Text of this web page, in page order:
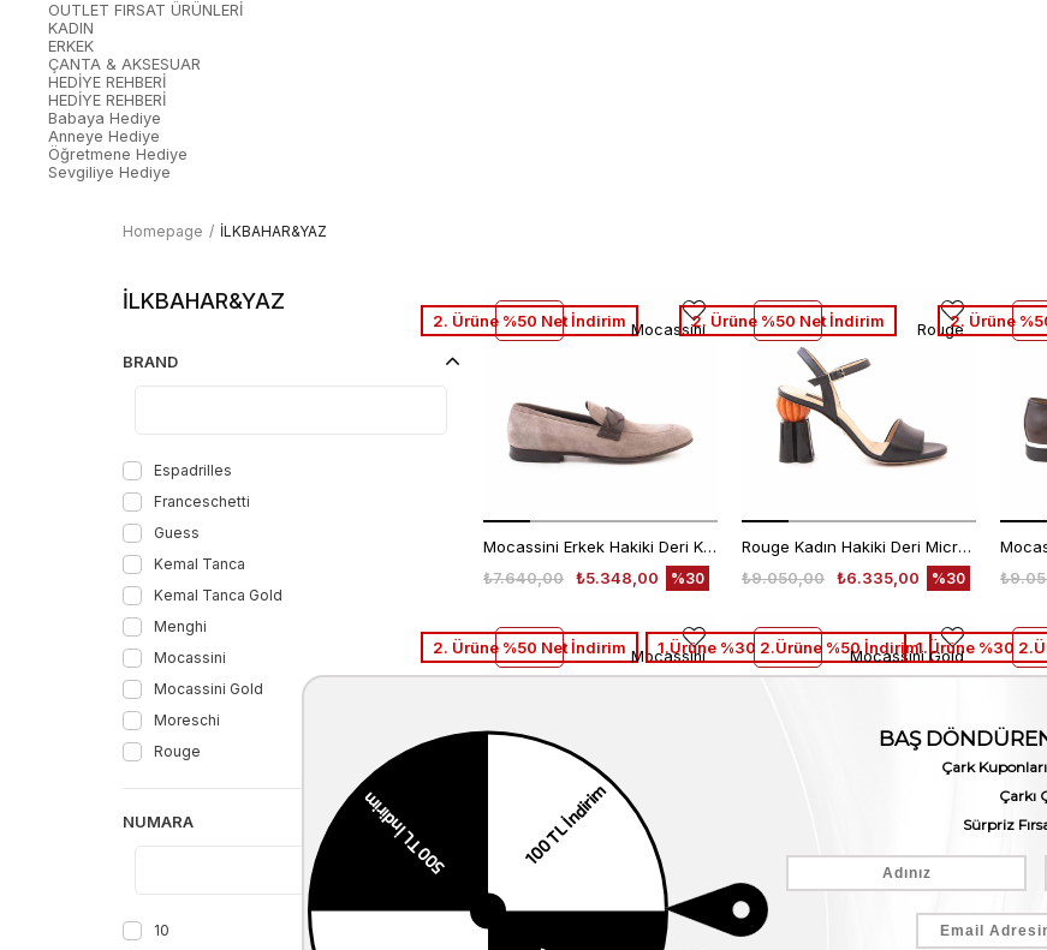
OUTLET FIRSAT ÜRÜNLERİ
KADIN
ERKEK
ÇANTA & AKSESUAR
HEDİYE REHBERİ
HEDİYE REHBERİ
Babaya Hediye
Anneye Hediye
Öğretmene Hediye
Sevgiliye Hediye
Homepage İLKBAHAR&YAZ
İLKBAHAR&YAZ
BRAND
Espadrilles
Franceschetti
Guess
Kemal Tanca
Kemal Tanca Gold
Menghi
Mocassini
Mocassini Gold
Moreschi
Rouge
NUMARA
10
Mocassini Erkek Hakiki Deri Kauçuk Taban Vizon-Kahverengi Günlük Ayakkabı
₺5.348,00
₺7.640,00 %30
2. Ürüne %50 Net İndirim Mocassini
Rouge Kadın Hakiki Deri Microlight Taban Siyah-turuncu Gece & Abiye Sandalet
₺6.335,00
₺9.050,00 %30
2. Ürüne %50 Net İndirim Rouge2. Ürüne
₺7.640,00 %30
2. Ürüne %50 Net İndirim Mocassini
₺14.750,00
%30
1.Ürüne %30 2.Ürüne %50 İndirim
Mocassini Gold
%30
1.Ürüne %30